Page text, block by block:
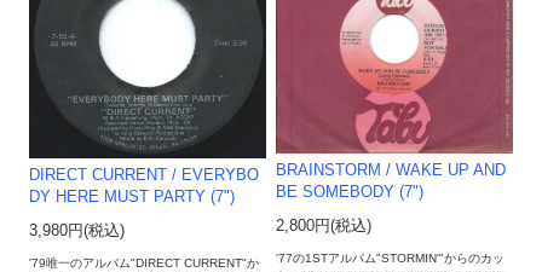
DIRECT CURRENT / EVERYBO
DY HERE MUST PARTY (7")
3,980円(税込)
'79唯一のアルバム"DIRECT CURRENT"か
BRAINSTORM / WAKE UP AND
BE SOMEBODY (7")
2,800円(税込)
'77の1STアルバム"STORMIN'"からのカッ